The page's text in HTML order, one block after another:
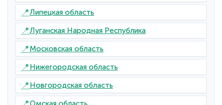
📍Липецкая область
📍Луганская Народная Республика
📍Московская область
📍Нижегородская область
📍Новгородская область